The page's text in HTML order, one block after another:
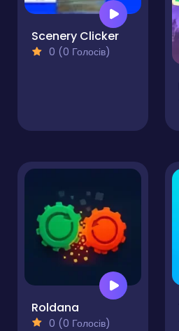
Scenery Clicker
0 (0 Голосів)
Roldana
0 (0 Голосів)